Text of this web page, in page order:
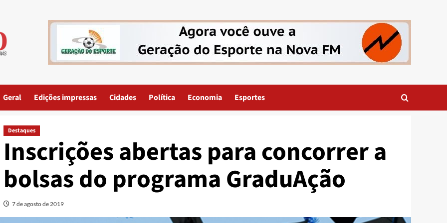
Geral Edições impressas Cidades Política Economia Esportes
Destaques
Inscrições abertas para concorrer a
bolsas do programa GraduAção
7 de agosto de 2019